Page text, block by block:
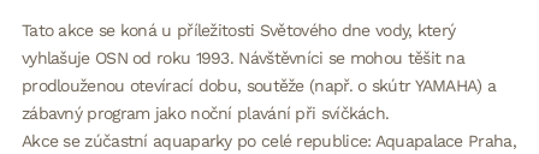
Tato akce se koná u příležitosti Světového dne vody, který
vyhlašuje OSN od roku 1993. Návštěvníci se mohou těšit na
prodlouženou otevírací dobu, soutěže (např. o skútr YAMAHA) a
zábavný program jako noční plavání při svíčkách.
Akce se zúčastní aquaparky po celé republice: Aquapalace Praha,